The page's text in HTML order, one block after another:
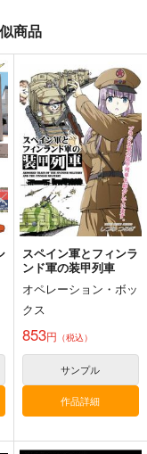
商品
スペイン軍とフィンラ
ンド軍の装甲列車
オペレーション・ボッ
クス
853円 （税込）
サンプル
作品詳細